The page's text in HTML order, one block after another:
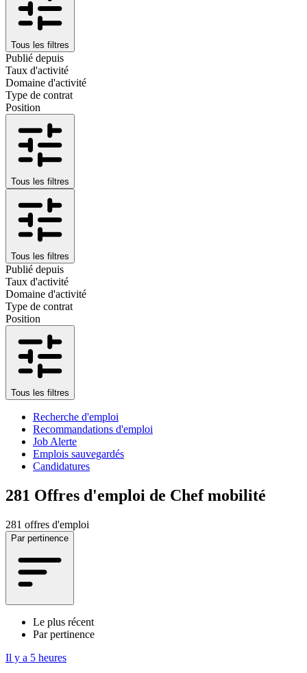
Tous les filtres
Publié depuis
Taux d'activité
Domaine d'activité
Type de contrat
Position
Tous les filtres
Tous les filtres
Publié depuis
Taux d'activité
Domaine d'activité
Type de contrat
Position
Tous les filtres
Recherche d'emploi
Recommandations d'emploi
Job Alerte
Emplois sauvegardés
Candidatures
281 Offres d'emploi de Chef mobilité
281 offres d'emploi
Par pertinence
Le plus récent
Par pertinence
Il y a 5 heures